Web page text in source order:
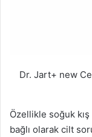
Dr. Jart+ new
Özellikle soğuk
bağlı olarak cilt